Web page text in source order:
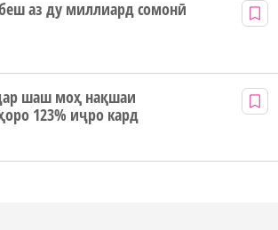
аз ду миллиард сомонӣ
шаш моҳ нақшаи
123% иҷро кард